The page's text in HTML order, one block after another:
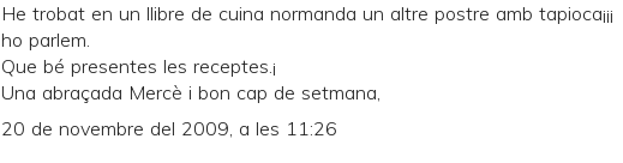
He trobat en un llibre de cuina normanda un altre postre amb tapioca¡¡¡
ho parlem.
Que bé presentes les receptes.¡
Una abraçada Mercè i bon cap de setmana,
20 de novembre del 2009, a les 11:26